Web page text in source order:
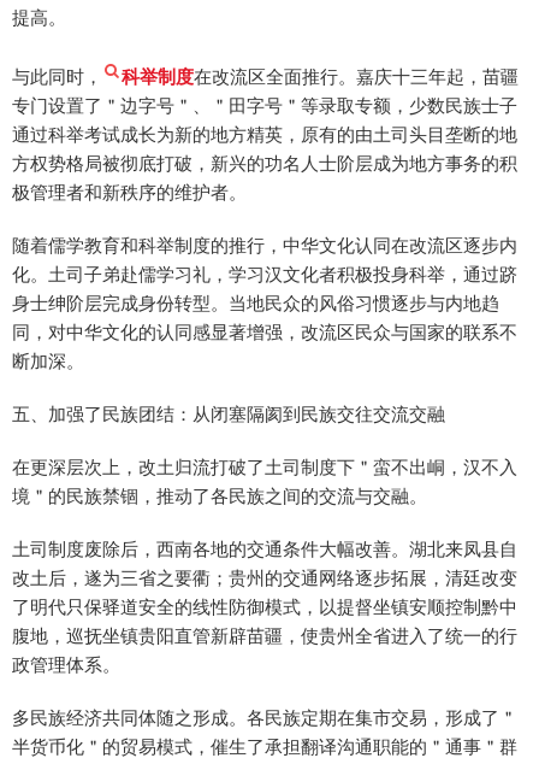
提高。
与此同时， 科举制度在改流区全面推行。嘉庆十三年起，苗疆
专门设置了＂边字号＂、＂田字号＂等录取专额，少数民族士子
通过科举考试成长为新的地方精英，原有的由土司头目垄断的地
方权势格局被彻底打破，新兴的功名人士阶层成为地方事务的积
极管理者和新秩序的维护者。
随着儒学教育和科举制度的推行，中华文化认同在改流区逐步内
化。土司子弟赴儒学习礼，学习汉文化者积极投身科举，通过跻
身士绅阶层完成身份转型。当地民众的风俗习惯逐步与内地趋
同，对中华文化的认同感显著增强，改流区民众与国家的联系不
断加深。
五、加强了民族团结：从闭塞隔阂到民族交往交流交融
在更深层次上，改土归流打破了土司制度下＂蛮不出峒，汉不入
境＂的民族禁锢，推动了各民族之间的交流与交融。
土司制度废除后，西南各地的交通条件大幅改善。湖北来凤县自
改土后，遂为三省之要衢；贵州的交通网络逐步拓展，清廷改变
了明代只保驿道安全的线性防御模式，以提督坐镇安顺控制黔中
腹地，巡抚坐镇贵阳直管新辟苗疆，使贵州全省进入了统一的行
政管理体系。
多民族经济共同体随之形成。各民族定期在集市交易，形成了＂
半货币化＂的贸易模式，催生了承担翻译沟通职能的＂通事＂群